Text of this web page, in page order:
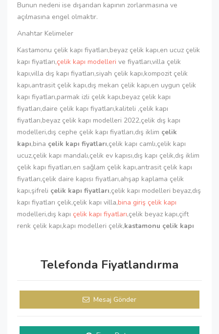
Bunun nedeni ise dışarıdan kapının zorlanmasına ve
açılmasına engel olmaktır.
Anahtar Kelimeler
Kastamonu çelik kapı fiyatları,beyaz çelik kapı,en ucuz çelik
kapı fiyatları,çelik kapı modelleri ve fiyatları,villa çelik
kapı,villa dış kapı fiyatları,siyah çelik kapı,kompozit çelik
kapı,antrasit çelik kapı,dış mekan çelik kapı,en uygun çelik
kapı fiyatları,parmak izli çelik kapı,beyaz çelik kapı
fiyatları,daire çelik kapı fiyatları,kaliteli ,çelik kapı
fiyatları,beyaz çelik kapı modelleri 2022,çelik dış kapı
modelleri,dış cephe çelik kapı fiyatları,dış iklim çelik
kapı,bina çelik kapı fiyatları,çelik kapı camlı,çelik kapı
ucuz,çelik kapı mandalı,çelik ev kapısı,dış kapı çelik,dış iklim
çelik kapı fiyatları,en sağlam çelik kapı,antrasit çelik kapı
fiyatları,çelik daire kapısı fiyatları,ahşap kaplama çelik
kapı,şifreli çelik kapı fiyatları,çelik kapı modelleri beyaz,dış
kapı fiyatları çelik,çelik kapı villa,bina giriş çelik kapı
modelleri,dış kapı çelik kapı fiyatları,çelik beyaz kapı,çift
renk çelik kapı,kapı modelleri çelik,kastamonu çelik kapı
Telefonda Fiyatlandırma
Mesaj Gönder